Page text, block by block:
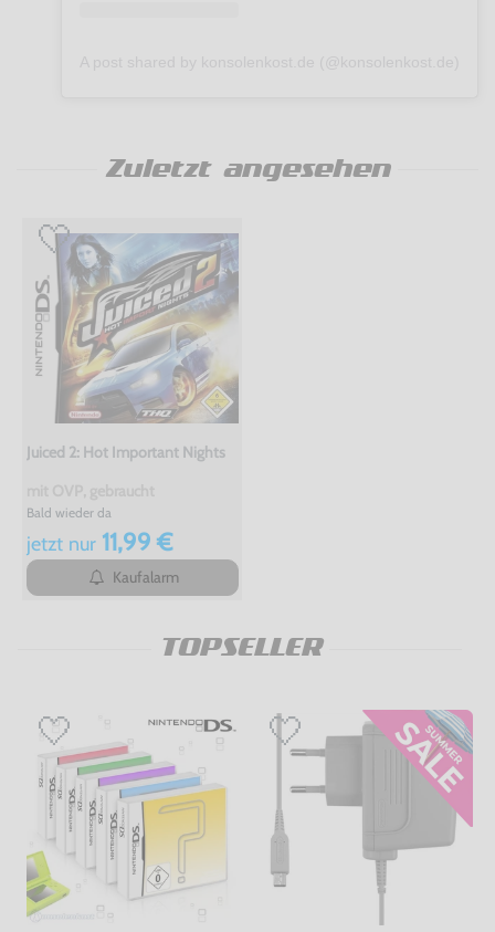
Zuletzt angesehen
Juiced 2: Hot Important Nights
Bald wieder da
jetzt nur11,99 €
Kaufalarm
TOPSELLER